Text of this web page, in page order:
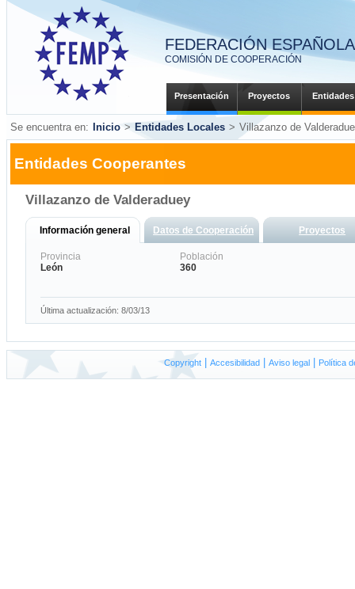
FEDERACIÓN
COMISIÓN DE COOPERACIÓN
Presentación Proyectos Entidades
Se encuentra en: Inicio > Entidades Locales > Villazanzo de
Entidades Cooperantes
Villazanzo de Valderaduey
Información general Datos de Cooperación Proyectos
Provincia
León
Población
360
Última actualización: 8/03/13
Copyright| Accesibilidad| Aviso legal| Política